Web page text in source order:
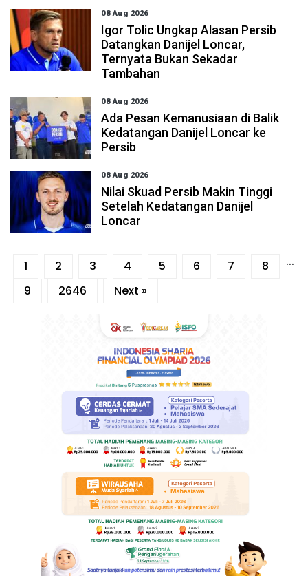
08 Aug 2026
Igor Tolic Ungkap Alasan Persib
Datangkan Danijel Loncar,
Ternyata Bukan Sekadar
Tambahan
08 Aug 2026
Ada Pesan Kemanusiaan di Balik
Kedatangan Danijel Loncar ke
Persib
08 Aug 2026
Nilai Skuad Persib Makin Tinggi
Setelah Kedatangan Danijel
Loncar
1 2 3 4 5 6 7
8
9
...
2646
Next »